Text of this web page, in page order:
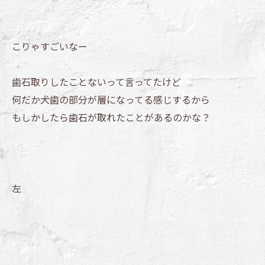
こりゃすごいなー
歯石取りしたことないって言ってたけど
何だか犬歯の部分が層になってる感じするから
もしかしたら歯石が取れたことがあるのかな？
左